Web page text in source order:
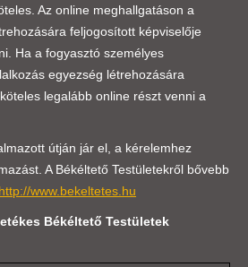
Az online meghallgatáson a
feljogosított képviselője
Ha a fogyasztó személyes
egyezség létrehozására
legalább online részt venni a
útján jár el, a kérelemhez
A Békéltető Testületekről bővebb
http://www.bekeltetes.hu
Békéltető Testületek